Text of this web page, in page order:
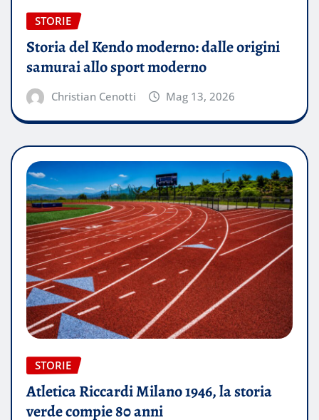
STORIE
Storia del Kendo moderno: dalle origini
samurai allo sport moderno
Christian Cenotti Mag 13, 2026
STORIE
Atletica Riccardi Milano 1946, la storia
verde compie 80 anni